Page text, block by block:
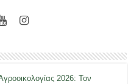
2026: Τον